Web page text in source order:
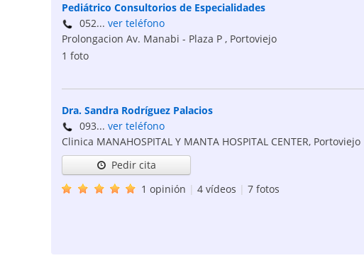
Pediátrico Consultorios de Especialidades
052... ver teléfono
Prolongacion Av. Manabi - Plaza P , Portoviejo
1 foto
Dra. Sandra Rodríguez Palacios
093... ver teléfono
Clinica MANAHOSPITAL Y MANTA HOSPITAL CENTER, Portoviejo
Pedir cita
1 opinión | 4 vídeos | 7 fotos